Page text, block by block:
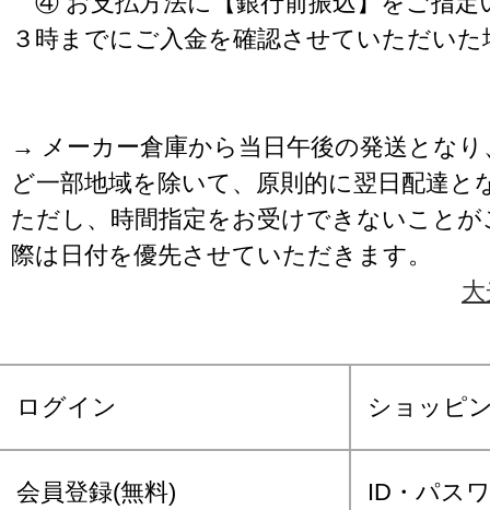
３時までにご入金を確認させていただいた
→ メーカー倉庫から当日午後の発送となり
ど一部地域を除いて、原則的に翌日配達と
ただし、時間指定をお受けできないこと
際は日付を優先させていただきます。
ログイン ショッピ
会員登録(無料) ID・パス